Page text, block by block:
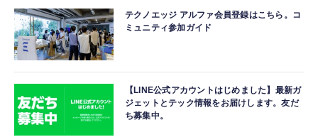
テクノエッジ アルファ会員登録はこちら。コ
ミュニティ参加ガイド
【LINE公式アカウントはじめました】最新ガ
ジェットとテック情報をお届けします。友だ
ち募集中。